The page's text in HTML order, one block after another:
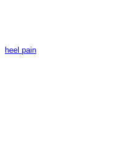
heel pain